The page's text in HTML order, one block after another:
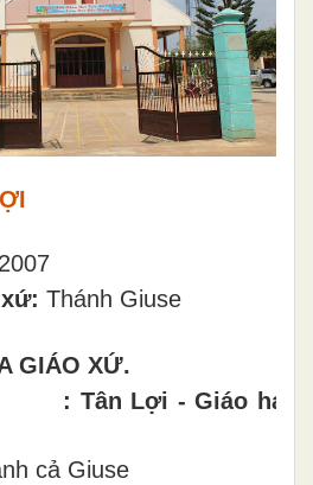
2007
Thánh Giuse
GIÁO XỨ.
: Tân Lợi - Giáo hạt
cả Giuse